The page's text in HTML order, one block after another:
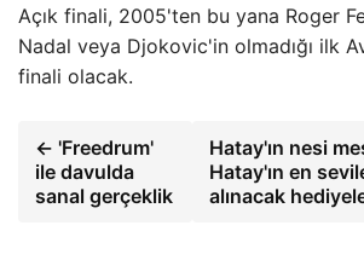
Açık finali, 2005'ten bu yana Roger
Nadal veya Djokovic'in olmadığı ilk
finali olacak.
← 'Freedrum'
ile davulda
sanal gerçeklik
Hatay'ın nesi
Hatay'ın en
alınacak